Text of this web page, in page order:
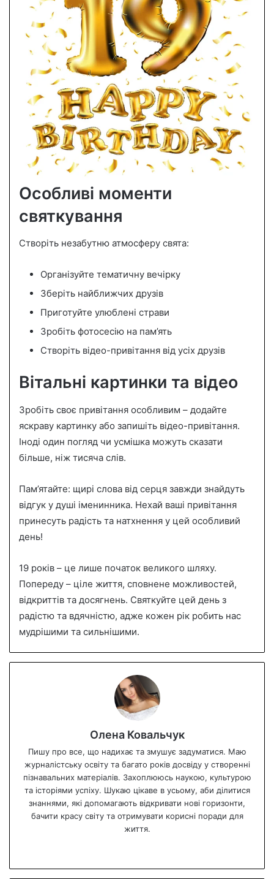
Особливі моменти
святкування
Створіть незабутню атмосферу свята:
Організуйте тематичну вечірку
Зберіть найближчих друзів
Приготуйте улюблені страви
Зробіть фотосесію на пам’ять
Створіть відео-привітання від усіх друзів
Вітальні картинки та відео
Зробіть своє привітання особливим – додайте
яскраву картинку або запишіть відео-привітання.
Іноді один погляд чи усмішка можуть сказати
більше, ніж тисяча слів.
Пам’ятайте: щирі слова від серця завжди знайдуть
відгук у душі іменинника. Нехай ваші привітання
принесуть радість та натхнення у цей особливий
день!
19 років – це лише початок великого шляху.
Попереду – ціле життя, сповнене можливостей,
відкриттів та досягнень. Святкуйте цей день з
радістю та вдячністю, адже кожен рік робить нас
мудрішими та сильнішими.
Олена Ковальчук
Пишу про все, що надихає та змушує задуматися. Маю
журналістську освіту та багато років досвіду у створенні
пізнавальних матеріалів. Захоплююсь наукою, культурою
та історіями успіху. Шукаю цікаве в усьому, аби ділитися
знаннями, які допомагають відкривати нові горизонти,
бачити красу світу та отримувати корисні поради для
життя.